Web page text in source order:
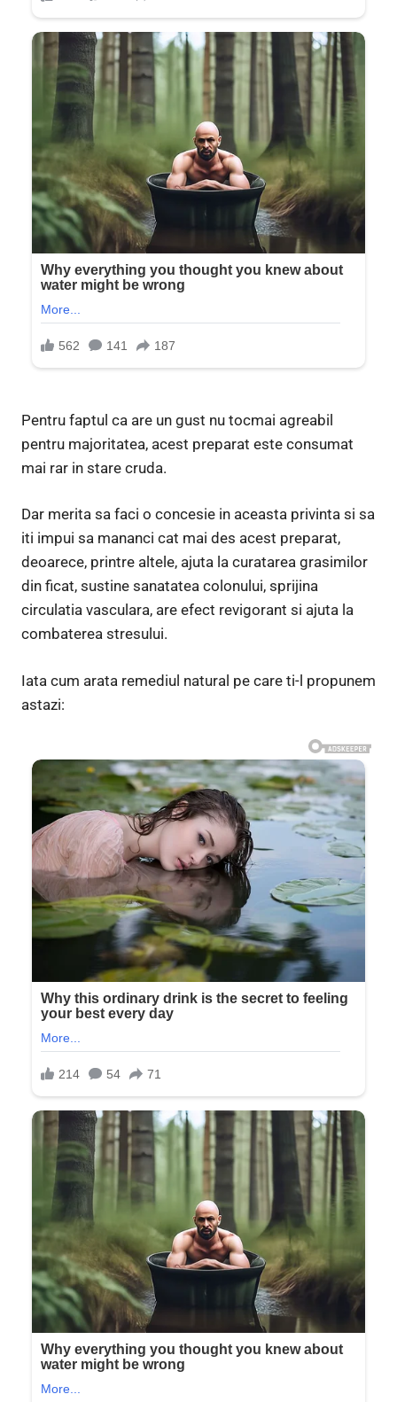
Pentru faptul ca are un gust nu tocmai agreabil
pentru majoritatea, acest preparat este consumat
mai rar in stare cruda.
Dar merita sa faci o concesie in aceasta privinta si sa
iti impui sa mananci cat mai des acest preparat,
deoarece, printre altele, ajuta la curatarea grasimilor
din ficat, sustine sanatatea colonului, sprijina
circulatia vasculara, are efect revigorant si ajuta la
combaterea stresului.
Iata cum arata remediul natural pe care ti-l propunem
astazi: